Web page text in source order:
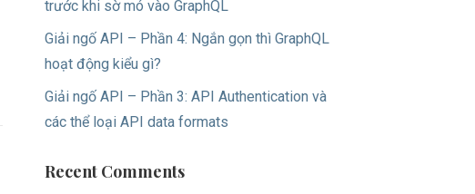
trước khi sờ mó vào GraphQL
Giải ngố API – Phần 4: Ngắn gọn thì GraphQL
hoạt động kiểu gì?
Giải ngố API – Phần 3: API Authentication và
các thể loại API data formats
Recent Comments